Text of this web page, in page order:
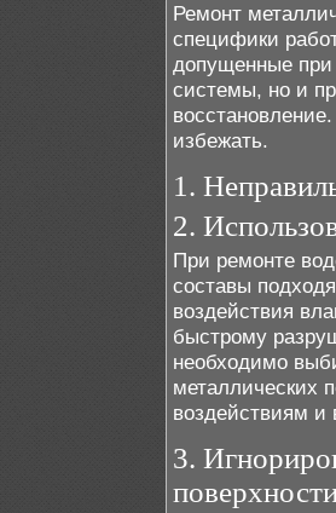
Ремонт
специфики
допущенные при
системы, но и
избежать.
1.
2.
При ремонте
составы
воздействия
быстрому
необходимо
металлических
воздействиям
3.